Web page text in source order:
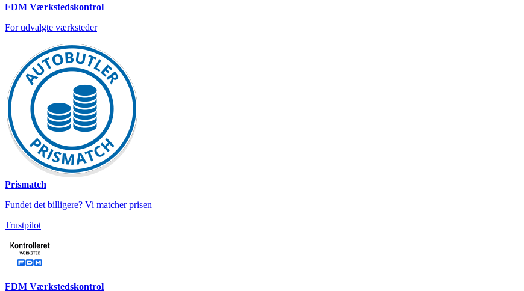
FDM Værkstedskontrol
For udvalgte værksteder
Prismatch
Fundet det billigere? Vi matcher prisen
Trustpilot
FDM Værkstedskontrol